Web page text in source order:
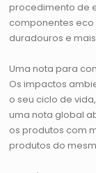
procedimento de
componentes eco
duradouros e
Uma nota para
Os impactos
o seu ciclo de
uma nota global
os produtos com
produtos do